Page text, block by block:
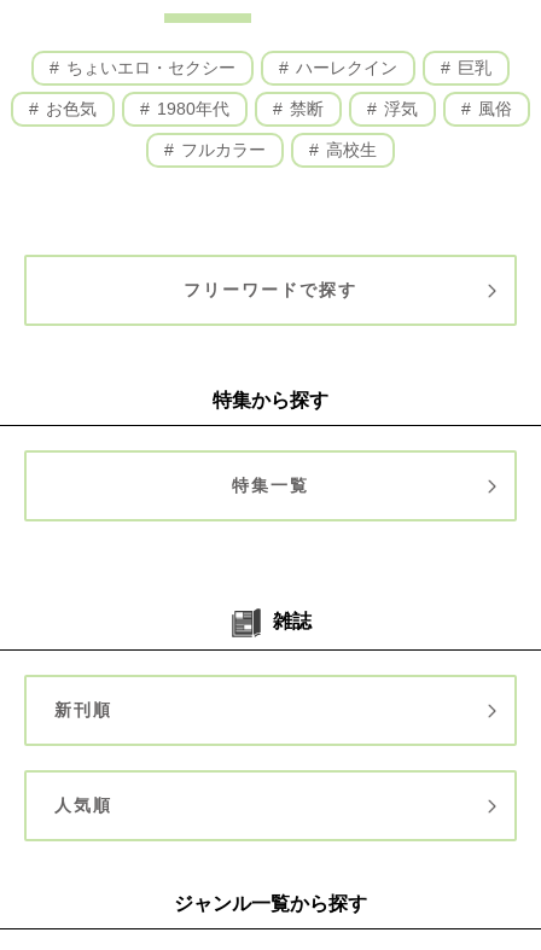
ちょいエロ・セクシー ハーレクイン 巨乳
お色気 1980年代 禁断 浮気 風俗
フルカラー 高校生
フリーワードで探す
特集から探す
特集一覧
雑誌
新刊順
人気順
ジャンル一覧から探す